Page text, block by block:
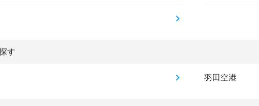
す
羽田空港